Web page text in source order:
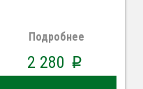
Подробнее
2 280 p